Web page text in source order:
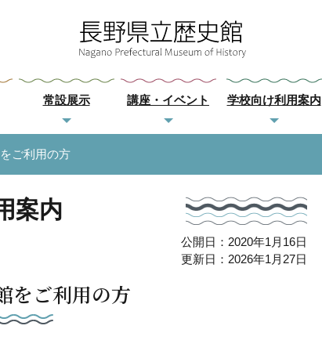
常設展示 講座・イベント 学校向け利用案内
ご利用の方
案内
公開日：2020年1月16日
更新日：2026年1月27日
をご利用の方